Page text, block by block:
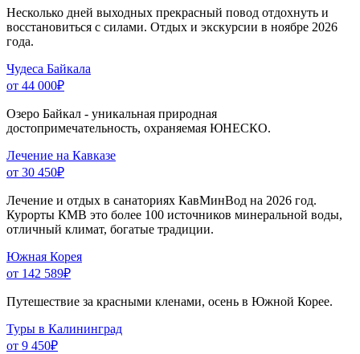
Несколько дней выходных прекрасный повод отдохнуть и
восстановиться с силами. Отдых и экскурсии в ноябре 2026
года.
Чудеса Байкала
от 44 000₽
Озеро Байкал - уникальная природная
достопримечательность, охраняемая ЮНЕСКО.
Лечение на Кавказе
от 30 450₽
Лечение и отдых в санаториях КавМинВод на 2026 год.
Курорты КМВ это более 100 источников минеральной воды,
отличный климат, богатые традиции.
Южная Корея
от 142 589₽
Путешествие за красными кленами, осень в Южной Корее.
Туры в Калининград
от 9 450₽